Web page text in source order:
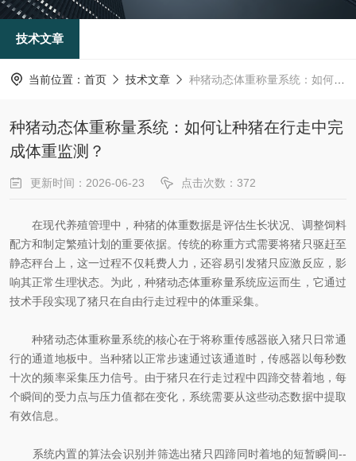
技术文章
当前位置： 首页 技术文章 种猪动态体重称量系统：如何让种猪在行走中完成体重监测？
种猪动态体重称量系统：如何让种猪在行走中完
成体重监测？
更新时间：2026-06-23 点击次数：372
在现代养殖管理中，种猪的体重数据是评估生长状况、调整饲料
配方和制定繁殖计划的重要依据。传统的称重方式需要将猪只驱赶至
静态秤台上，这一过程不仅耗费人力，还容易引发猪只应激反应，影
响其正常生理状态。为此，种猪动态体重称量系统应运而生，它通过
技术手段实现了猪只在自由行走过程中的体重采集。
种猪动态体重称量系统的核心在于将称重传感器嵌入猪只日常通
行的通道地板中。当种猪以正常步速通过该通道时，传感器以每秒数
十次的频率采集压力信号。由于猪只在行走过程中四蹄交替着地，每
个瞬间的受力点与压力值都在变化，系统需要从这些动态数据中提取
有效信息。
系统内置的算法会识别并筛选出猪只四蹄同时着地的短暂瞬间--